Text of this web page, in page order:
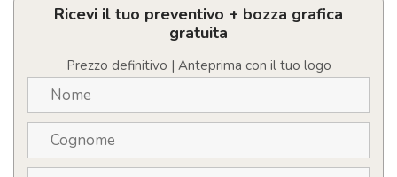
break
quantità
Ricevi il tuo preventivo + bozza grafica
gratuita
Prezzo definitivo | Anteprima con il tuo logo